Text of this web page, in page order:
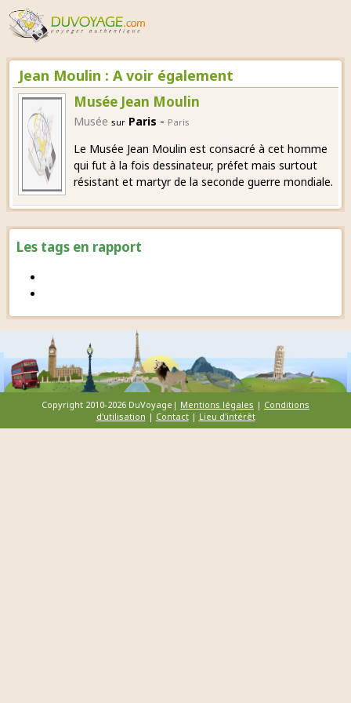
Les tags en rapport
Jean Moulin : A voir également
Musée Jean Moulin
Musée sur Paris - Paris
Le Musée Jean Moulin est consacré à cet homme
qui fut à la fois dessinateur, préfet mais surtout
résistant et martyr de la seconde guerre mondiale.
Copyright 2010-2026 DuVoyage| Mentions légales | Conditions
d'utilisation | Contact| Lieu d'intérêt